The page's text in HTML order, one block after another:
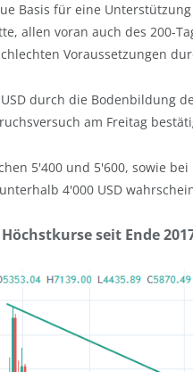
Basis für eine
allen voran auch des 200-
Voraussetzungen
durch die Bodenbildung
am Freitag
5'400 und 5'600, sowie
4'000 USD
seit Ende